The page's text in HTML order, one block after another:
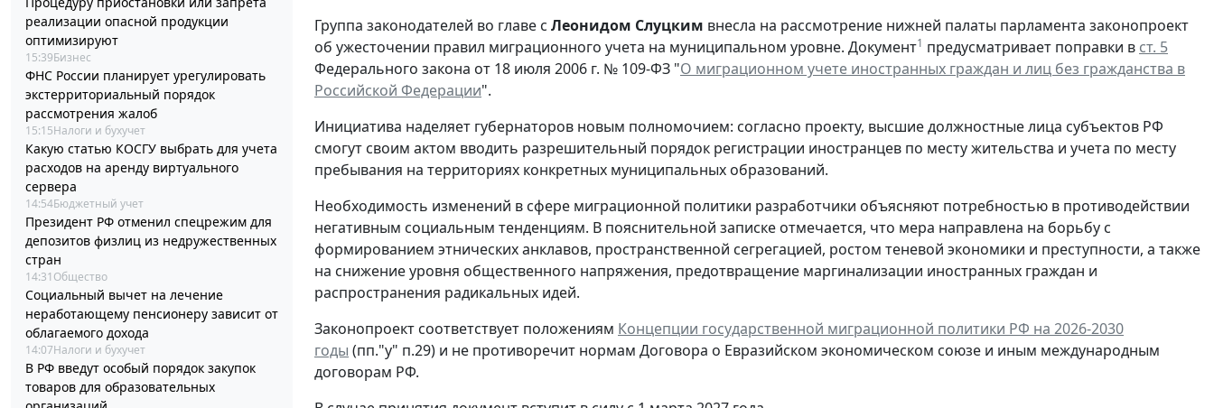
реализации опасной продукции
оптимизируют
15:39Бизнес
ФНС России планирует урегулировать
экстерриториальный порядок
рассмотрения жалоб
15:15Налоги и бухучет
Какую статью КОСГУ выбрать для учета
расходов на аренду виртуального
сервера
14:54Бюджетный учет
Президент РФ отменил спецрежим для
депозитов физлиц из недружественных
стран
14:31 Общество
Социальный вычет на лечение
неработающему пенсионеру зависит от
облагаемого дохода
14:07Налоги и бухучет
В РФ введут особый порядок закупок
товаров для образовательных
Группа законодателей во главе с Леонидом Слуцким внесла на рассмотрение нижней палаты парламента законопроект
об ужесточении правил миграционного учета на муниципальном уровне. Документ1 предусматривает поправки в ст. 5
Федерального закона от 18 июля 2006 г. № 109-ФЗ "О миграционном учете иностранных граждан и лиц без гражданства в
Российской Федерации".
Инициатива наделяет губернаторов новым полномочием: согласно проекту, высшие должностные лица субъектов РФ
смогут своим актом вводить разрешительный порядок регистрации иностранцев по месту жительства и учета по месту
пребывания на территориях конкретных муниципальных образований.
Необходимость изменений в сфере миграционной политики разработчики объясняют потребностью в противодействии
негативным социальным тенденциям. В пояснительной записке отмечается, что мера направлена на борьбу с
формированием этнических анклавов, пространственной сегрегацией, ростом теневой экономики и преступности, а также
на снижение уровня общественного напряжения, предотвращение маргинализации иностранных граждан и
распространения радикальных идей.
Законопроект соответствует положениям Концепции государственной миграционной политики РФ на 2026-2030
годы (пп."у" п.29) и не противоречит нормам Договора о Евразийском экономическом союзе и иным международным
договорам РФ.